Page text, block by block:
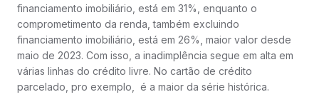
financiamento imobiliário, está em 31%, enquanto o
comprometimento da renda, também excluindo
financiamento imobiliário, está em 26%, maior valor desde
maio de 2023. Com isso, a inadimplência segue em alta em
várias linhas do crédito livre. No cartão de crédito
parcelado, pro exemplo, é a maior da série histórica.